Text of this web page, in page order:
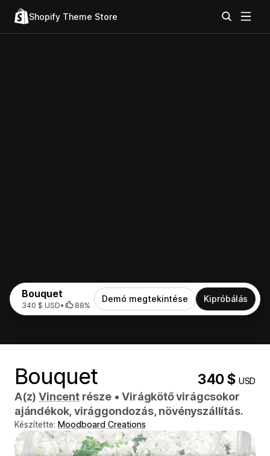
Shopify Theme Store
Bouquet
340 $ USD• 88%
Demó megtekintése Kipróbálás
Bouquet 340 $USD
A(z)Vincentrésze • Virágkötő virágcsokor
ajándékok, virággondozás, növényszállítás.
Készítette: Moodboard Creations